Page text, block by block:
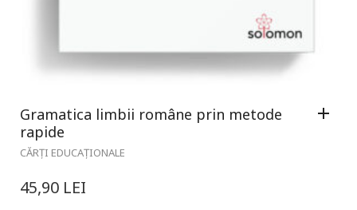
Gramatica limbii române prin metode
rapide
CĂRȚI EDUCAȚIONALE
45,90 LEI